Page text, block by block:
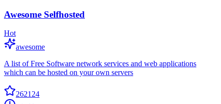
Awesome Selfhosted
Hot
awesome
A list of Free Software network services and web applications
which can be hosted on your own servers
262124